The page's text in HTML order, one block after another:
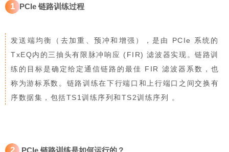
1 PCIe 链路训练过程
发送端均衡（去加重、预冲和增强），是由 PCIe 系统的
TxEQ内的三抽头有限脉冲响应 (FIR) 滤波器实现。链路训
练的目标是确定给定通信链路的最佳 FIR 滤波器系数，也
称为游标系数。链路训练在下行端口和上行端口之间交换有
序数据集，包括TS1训练序列和TS2训练序列 。
2 PCIe 链路训练是如何运行的？